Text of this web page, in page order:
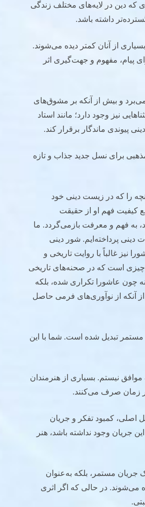
که دین در لایه‌های مختلف زندگی
داشته باشد.
از آنان کمتر دیده می‌شوند.
پیام، مفهوم و جهت‌گیری اثر
و بیش از آنکه بر مشوق‌های
نیز وجود دارد؛ مانند استاد
پیوندی ماندگار برقرار کند.
برای نسل جدید جذاب و تازه
را که در زیست دینی خود
کیفیت فهم او از حقیقت
به فهم و معرفت بازمی‌گردد. ما
دینی پرداخته‌ایم. شور دینی
نیز غالباً با روایت تاریخی و
چیزی است که در صحنه‌های تاریخی
چون عاشورا تکراری شده، بلکه
آنکه از نوآوری‌های فرمی حاصل
مستمر تبدیل شده است. شما با این
موافق نیستم. بسیاری از هنرمندان
زمان صرف می‌کنند.
اصلی، کمبود تفکر و جریان
جریان وجود نداشته باشد، هنر
جریان مستمر، بلکه به‌عنوان
می‌شوند. در حالی که اگر اثری